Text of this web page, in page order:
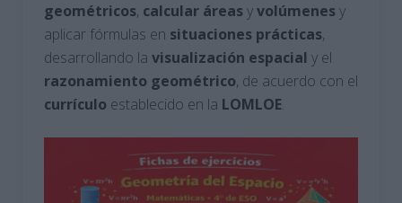
geométricos, calcular áreasyvolúmenesy
aplicar fórmulas en situaciones prácticas,
desarrollando la visualización espacial y el
razonamiento geométrico, de acuerdo con el
currículo establecido en la LOMLOE.